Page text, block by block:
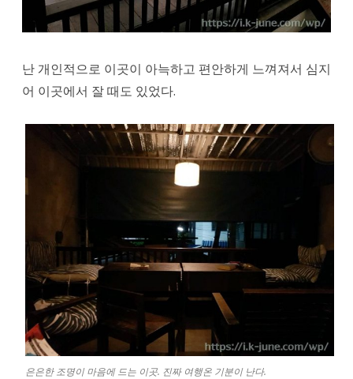
난 개인적으로 이곳이 아늑하고 편안하게 느껴져서 심지
어 이곳에서 잘 때도 있었다.
은은한 조명이 마음에 드는 이곳. 진짜 여행온 기분이 난다.